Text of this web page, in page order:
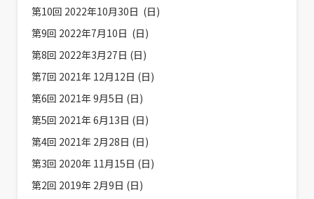
第10回 2022年10月30日 (日)
第9回 2022年7月10日 (日)
第8回 2022年3月27日 (日) ​​
第7回 2021年 12月12日 (日)
第6回 2021年 9月5日 (日)
第5回 2021年 6月13日 (日)
第4回 2021年 2月28日 (日)
第3回 2020年 11月15日 (日)
第2回 2019年 2月9日 (日)